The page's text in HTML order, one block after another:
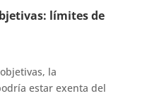
límites de
la
estar exenta del